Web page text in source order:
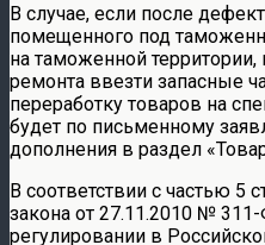
В случае, если после
помещенного под
на таможенной
ремонта ввезти запасные
переработку товаров на
будет по письменному
дополнения в раздел
В соответствии с частью 5
закона от 27.11.2010 №
регулировании в